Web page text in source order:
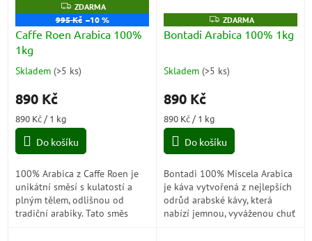
Z
D
A
R
ZDARMA
995 Kč –10 %
Caffe Roen Arabica 100%
1kg
Průměrné
produktu
5,0
5
Skladem (>5 ks)
890 Kč
Měrná
cena:
890 Kč / 1 kg
Do košíku
100% Arabica z Caffe Roen je
unikátní směsí s kulatostí a
plným tělem, odlišnou od
tradiční arabiky. Tato směs
Z
D
A
A
ZDARMA
Bontadi Arabica 100% 1kg
Průměrné
produktu
5,0
5
Skladem (>5 ks)
890 Kč
Měrná
cena:
890 Kč / 1 kg
Do košíku
Bontadi 100% Miscela Arabica
je káva vytvořená z nejlepších
odrůd arabské kávy, která
nabízí jemnou, vyváženou chuť